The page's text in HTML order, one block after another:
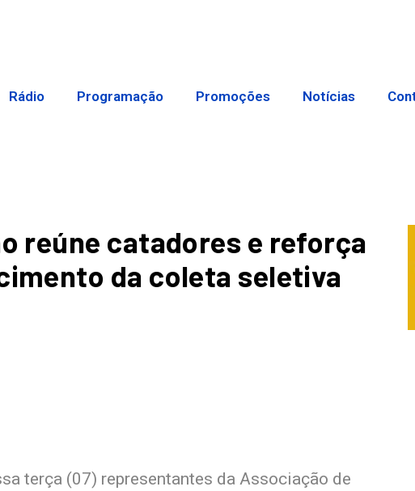
Rádio Programação Promoções Notícias
reúne catadores e reforça
da coleta seletiva
terça (07) representantes da Associação de